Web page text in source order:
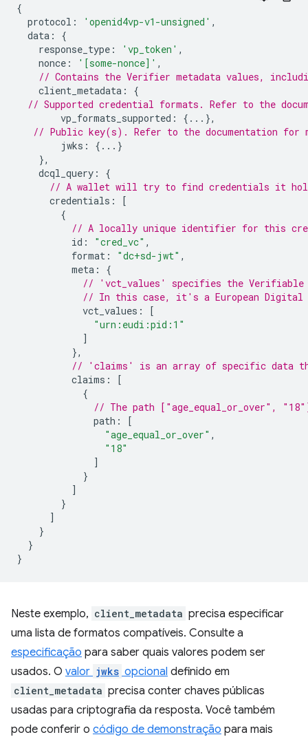
{
protocol : 'openid4vp-v1-unsigned' ,
data :
{
response_type : 'vp_token' ,
nonce : '[some-nonce]' ,
// Contains the Verifier metadata values,
client_metadata :
{
// Supported credential formats. Refer to the
vp_formats_supported :
{...},
// Public key(s). Refer to the documentation for
jwks :
{...}
},
dcql_query :
{
// A wallet will try to find credentials it
credentials :
[
{
// A locally unique identifier for this
id : "cred_vc" ,
format : "dc+sd-jwt" ,
meta :
{
// 'vct_values' specifies the Verifiable
// In this case, it's a European Digital
vct_values :
[
"urn:eudi:pid:1"
]
},
// 'claims' is an array of specific data
claims :
[
{
// The path ["age_equal_or_over",
path :
[
"age_equal_or_over" ,
"18"
]
}
]
}
]
}
}
}
Neste exemplo, client_metadata precisa especificar
uma lista de formatos compatíveis. Consulte a
especificação para saber quais valores podem ser
usados. O valor jwks opcional definido em
client_metadata precisa conter chaves públicas
usadas para criptografia da resposta. Você também
pode conferir o código de demonstração para mais